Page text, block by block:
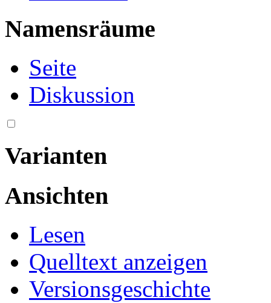
Namensräume
Seite
Diskussion
Varianten
Ansichten
Lesen
Quelltext anzeigen
Versionsgeschichte